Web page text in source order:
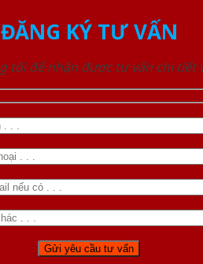
ĐĂNG KÝ TƯ VẤN
tôi để nhận được tư vấn chi tiết